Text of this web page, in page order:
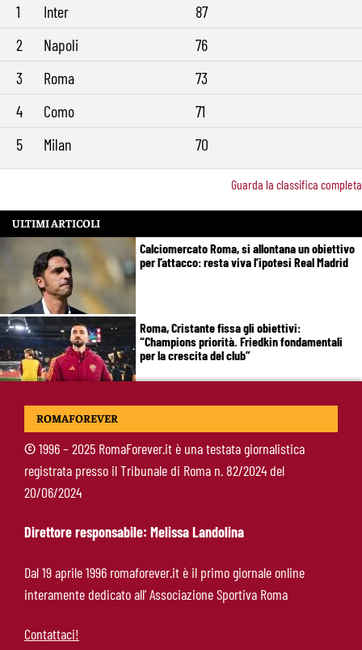
1 Inter
87
2
Napoli
76
3
Roma
73
4
Como
71
5
Milan 70
Guarda la classifica completa
ULTIMI ARTICOLI
Calciomercato Roma, si allontana un obiettivo
per l’attacco: resta viva l’ipotesi Real Madrid
Roma, Cristante fissa gli obiettivi:
“Champions priorità. Friedkin fondamentali
per la crescita del club”
Brighton-Roma: dove vedere l’amichevole in tv
Castro-Roma, messaggio Scudetto: “Non sono
la riserva di Malen”
ROMAFOREVER
©1996 – 2025 RomaForever.it è una testata giornalistica
registrata presso il Tribunale di Roma n. 82/2024 del
20/06/2024
Direttore responsabile: Melissa Landolina
Dal 19 aprile 1996 romaforever.it è il primo giornale online
interamente dedicato all’ Associazione Sportiva Roma
Contattaci!